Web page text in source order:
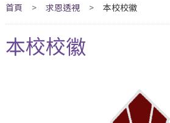
首頁 > 求恩透視 > 本校校徽
本校校徽